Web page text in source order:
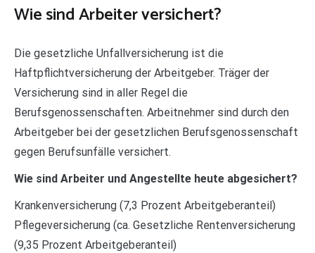
Wie sind Arbeiter versichert?
Die gesetzliche Unfallversicherung ist die
Haftpflichtversicherung der Arbeitgeber. Träger der
Versicherung sind in aller Regel die
Berufsgenossenschaften. Arbeitnehmer sind durch den
Arbeitgeber bei der gesetzlichen Berufsgenossenschaft
gegen Berufsunfälle versichert.
Wie sind Arbeiter und Angestellte heute abgesichert?
Krankenversicherung (7,3 Prozent Arbeitgeberanteil)
Pflegeversicherung (ca. Gesetzliche Rentenversicherung
(9,35 Prozent Arbeitgeberanteil)